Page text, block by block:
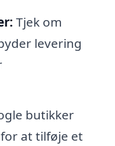
Tjek om
levering
butikker
at tilføje et